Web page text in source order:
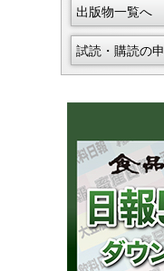
出版物一覧へ
試読・購読の